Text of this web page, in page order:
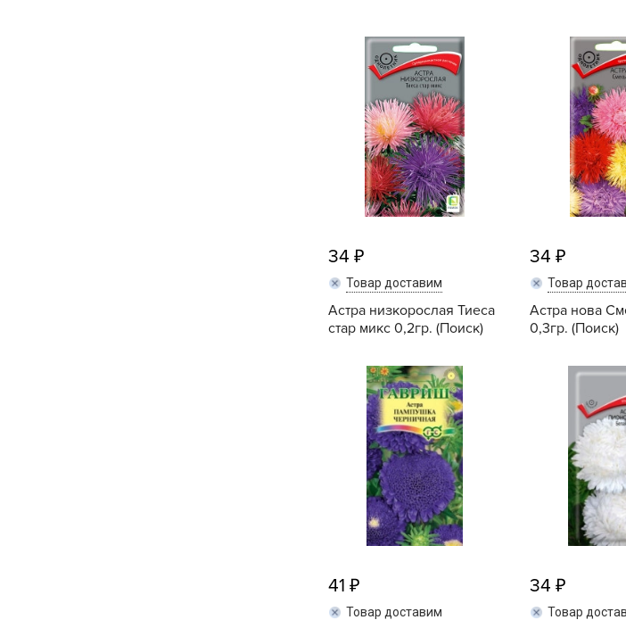
34
Товар доставим
Астра низкорослая Тиеса
стар микс 0,2гр. (Поиск)
Купить
34
Товар
Астра нова
0,3гр. (Поиск)
41
Товар доставим
34
Товар